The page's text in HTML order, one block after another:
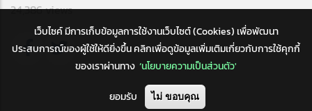
24,386 views
เว็บไซค์ มีการเก็บข้อมูลการใช้งานเว็บไซต์ (Cookies) เพื่อพัฒนา
ประสบการณ์ของผู้ใช้ให้ดียิ่งขึ้น คลิกเพื่อดูข้อมูลเพิ่มเติมเกี่ยวกับการใช้คุกกี้
ของเราผ่านทาง ‘นโยบายความเป็นส่วนตัว'
ยอมรับ ไม่ ขอบคุณ